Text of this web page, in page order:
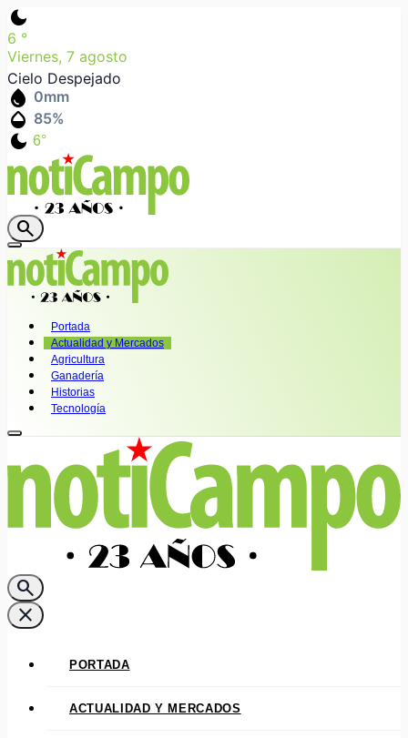
dark_mode
6 °
Viernes, 7 agosto
Cielo Despejado
water_drop 0mm
humidity_mid 85%
dark_mode 6°
search
Portada
Actualidad y Mercados
Agricultura
Ganadería
Historias
Tecnología
search
close
PORTADA
ACTUALIDAD Y MERCADOS